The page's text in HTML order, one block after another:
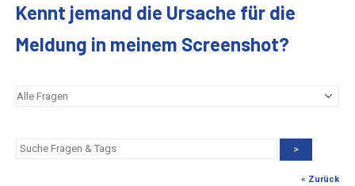
Kennt jemand die Ursache für die
Meldung in meinem Screenshot?
>
« Zurück